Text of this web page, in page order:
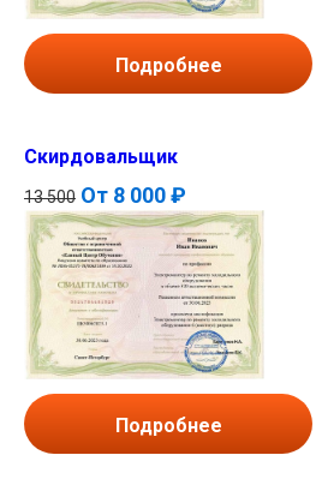
Подробнее
Скирдовальщик
13 500 От 8 000 ₽
Подробнее